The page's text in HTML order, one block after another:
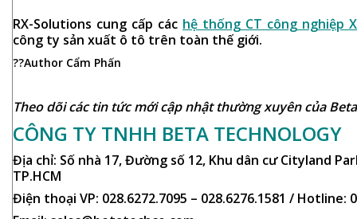
RX-Solutions cung cấp các hệ thống CT công nghiệp
công ty sản xuất ô tô trên toàn thế giới.
??Author Cẩm Phấn
Theo dõi các tin tức mới cập nhật thường xuyên của
CÔNG TY TNHH BETA TECHNOLOGY
Địa chỉ: Số nhà 17, Đường số 12, Khu dân cư Cityland
TP.HCM
Điện thoại VP: 028.6272.7095 – 028.6276.1581 / Hotline: